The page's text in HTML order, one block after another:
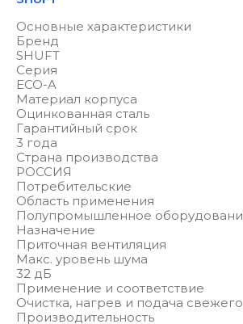
Основные характеристики
Бренд
SHUFT
Серия
ECO-A
Материал корпуса
Оцинкованная сталь
Гарантийный срок
3 года
Страна производства
РОССИЯ
Потребительские
Область применения
Полупромышленное
Назначение
Приточная вентиляция
Макс. уровень шума
32 дБ
Применение и соответствие
Очистка, нагрев и подача
Производительность